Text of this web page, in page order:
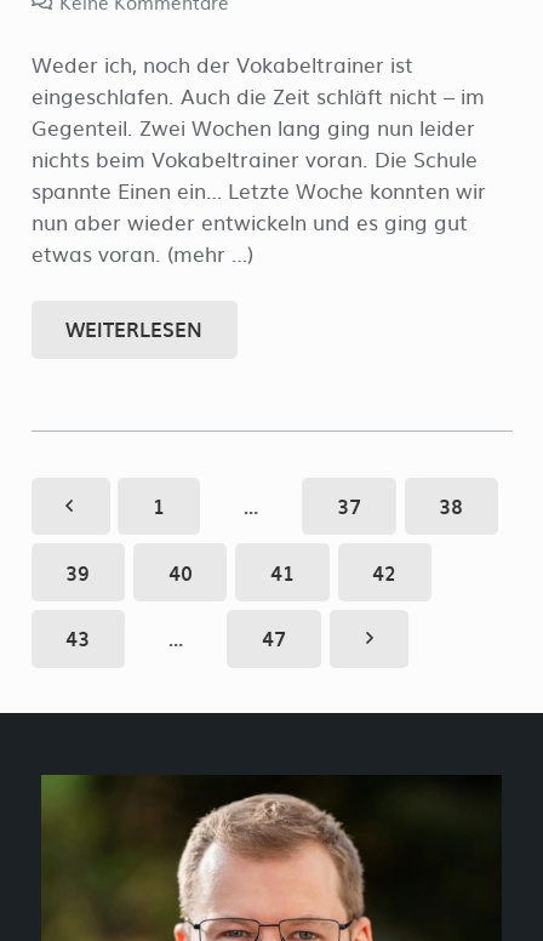
Weder ich, noch der Vokabeltrainer ist
eingeschlafen. Auch die Zeit schläft nicht – im
Gegenteil. Zwei Wochen lang ging nun leider
nichts beim Vokabeltrainer voran. Die Schule
spannte Einen ein… Letzte Woche konnten wir
nun aber wieder entwickeln und es ging gut
etwas voran. (mehr …)
WEITERLESEN
1 … 37 38
39 40 41 42
43 … 47